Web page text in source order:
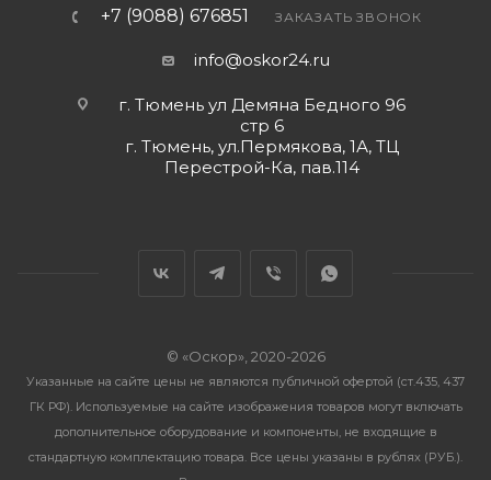
+7 (9088) 676851 ЗАКАЗАТЬ ЗВОНОК
info@oskor24.ru
г. Тюмень ул Демяна Бедного 96
стр 6
г. Тюмень, ул.Пермякова, 1А, ТЦ
Перестрой-Ка, пав.114
© «Оскор», 2020-2026
Указанные на сайте цены не являются публичной офертой (ст.435, 437
ГК РФ). Используемые на сайте изображения товаров могут включать
дополнительное оборудование и компоненты, не входящие в
стандартную комплектацию товара. Все цены указаны в рублях (PУБ.).